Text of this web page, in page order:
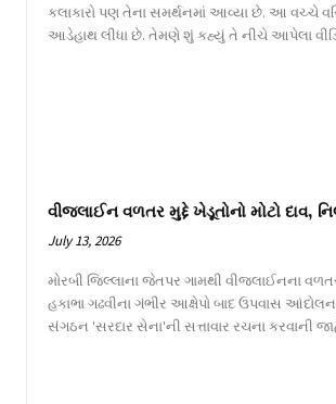
કલાકારો પણ તેના સમર્થનમાં આવ્યા છે. આ વચ્ચે
વીજલાઈન વળતર મુદ્દે ખેડૂતોનો મોટો દાવ,
July 13, 2026
મોરબી જિલ્લાના જેતપર ગામથી વીજલાઈનના
હકાભા ગઢવીના ગંભીર આક્ષેપો બાદ ઉપવાસ
સંગઠન 'સરદાર સેના'ની સત્તાવાર રચના કરવાની